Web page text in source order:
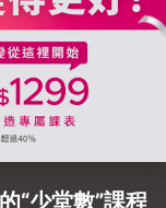
“少堂數”課程